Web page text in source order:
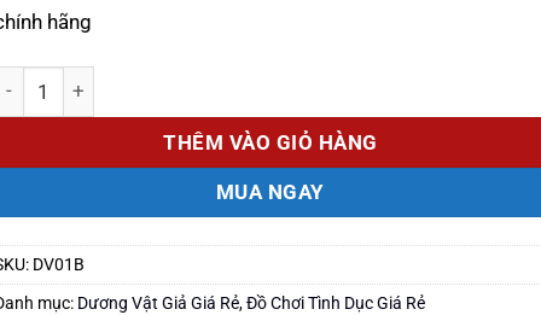
hãng
THÊM VÀO GIỎ HÀNG
MUA NGAY
DV01B
mục: Dương Vật Giả Giá Rẻ,Đồ Chơi Tình Dục Giá Rẻ